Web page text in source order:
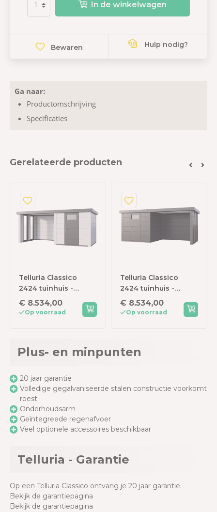
In de winkelwagen
Bewaren Hulp nodig?
Ga naar:
Productomschrijving
Specificaties
Gerelateerde producten
Telluria Classico
2424 tuinhuis -
Inclusief dichte
lounge links - 522 x
€ 8.534,00
Op voorraad
Telluria Classico
2424 tuinhuis -
Inclusief dichte
lounge rechts - 522 x
€ 8.534,00
Op voorraad
Plus- en minpunten
20 jaar garantie
Volledige gegalvaniseerde stalen constructie voorkomt
roest
Onderhoudsarm
Geïntegreede regenafvoer
Veel optionele accessoires beschikbaar
Telluria - Garantie
Op een Telluria Classico ontvang je 20 jaar garantie.
Bekijk de garantiepagina
Bekijk de garantiepagina